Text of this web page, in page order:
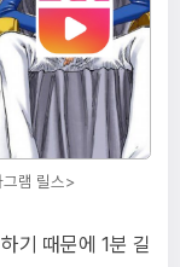
램 릴스>
기 때문에 1분 길